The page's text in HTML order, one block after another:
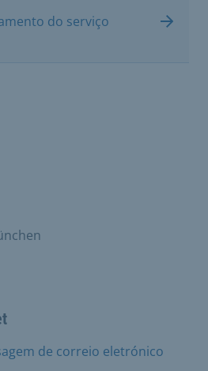
do serviço
de correio eletrónico